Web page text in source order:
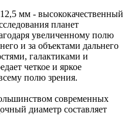
мм - высококачественный
планет
увеличенному полю
и за объектами дальнего
галактиками и
четкое и яркое
полю зрения.
современных
диаметр составляет